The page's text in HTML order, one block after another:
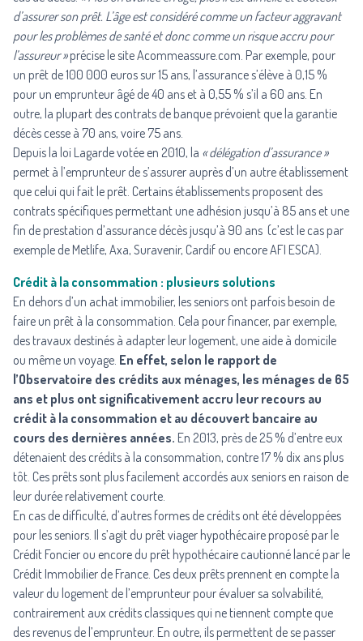
d’assurer son prêt. L’âge est considéré comme un facteur aggravant
pour les problèmes de santé et donc comme un risque accru pour
l’assureur »précise le site Acommeassure.com. Par exemple, pour
un prêt de 100 000 euros sur 15 ans, l’assurance s’élève à 0,15 %
pour un emprunteur âgé de 40 ans et à 0,55 % s’il a 60 ans. En
outre, la plupart des contrats de banque prévoient que la garantie
décès cesse à 70 ans, voire 75 ans.
Depuis la loi Lagarde votée en 2010, la « délégation d’assurance »
permet à l’emprunteur de s’assurer auprès d’un autre établissement
que celui qui fait le prêt. Certains établissements proposent des
contrats spécifiques permettant une adhésion jusqu’à 85 ans et une
fin de prestation d’assurance décès jusqu’à 90 ans (c’est le cas par
exemple de Metlife, Axa, Suravenir, Cardif ou encore AFI ESCA).
Crédit à la consommation : plusieurs solutions
En dehors d’un achat immobilier, les seniors ont parfois besoin de
faire un prêt à la consommation. Cela pour financer, par exemple,
des travaux destinés à adapter leur logement, une aide à domicile
ou même un voyage. En effet, selon le rapport de
l’Observatoire des crédits aux ménages, les ménages de 65
ans et plus ont significativement accru leur recours au
crédit à la consommation et au découvert bancaire au
cours des dernières années. En 2013, près de 25 % d’entre eux
détenaient des crédits à la consommation, contre 17 % dix ans plus
tôt. Ces prêts sont plus facilement accordés aux seniors en raison de
leur durée relativement courte.
En cas de difficulté, d’autres formes de crédits ont été développées
pour les seniors. Il s’agit du prêt viager hypothécaire proposé par le
Crédit Foncier ou encore du prêt hypothécaire cautionné lancé par le
Crédit Immobilier de France. Ces deux prêts prennent en compte la
valeur du logement de l’emprunteur pour évaluer sa solvabilité,
contrairement aux crédits classiques qui ne tiennent compte que
des revenus de l’emprunteur. En outre, ils permettent de se passer